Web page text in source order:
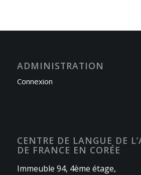
ADMINISTRATION
Connexion
CENTRE DE LANGUE DE
DE FRANCE EN CORÉE
Immeuble 94, 4ème étage,